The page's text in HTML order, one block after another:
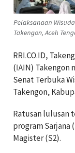
Pelaksanaan Wisuda
Takengon, Aceh
RRI.CO.ID,
(IAIN) Takengon
Senat Terbuka
Takengon,
Ratusan lulusan
program Sarjana
Magister (S2).